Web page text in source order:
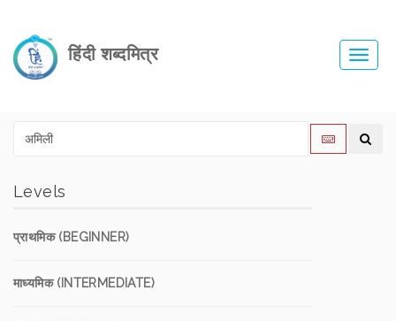
हिंदी शब्दमित्र
Levels
प्राथमिक (BEGINNER)
माध्यमिक (INTERMEDIATE)